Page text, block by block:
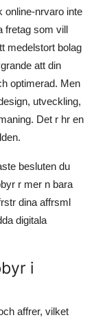
online-nrvaro inte
fretag som vill
medelstort bolag
att din
optimerad. Men
utveckling,
Det r hr en
besluten du
r mer n bara
dina affrsml
digitala
i
affrer, vilket